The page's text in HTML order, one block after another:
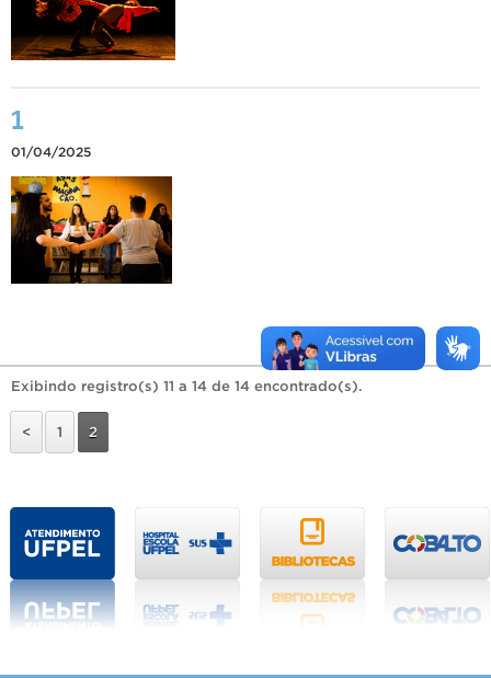
1
01/04/2025
Exibindo registro(s) 11 a 14 de 14 encontrado(s).
< 1 2